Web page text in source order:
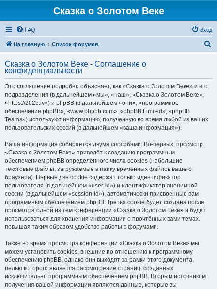
Сказка о Золотом Веке
FAQ Вход
На главную Список форумов
с
Сказка о Золотом Веке - Соглашение о
конфиденциальности
Это соглашение подробно объясняет, как «Сказка о Золотом Веке» и его
подразделения (в дальнейшем «мы», «наш», «Сказка о Золотом Веке»,
«https://2025.lv») и phpBB (в дальнейшем «они», «программное
обеспечение phpBB», «www.phpbb.com», «phpBB Limited», «phpBB
Teams») используют информацию, полученную во время любой из ваших
пользовательских сессий (в дальнейшем «ваша информация»).
Ваша информация собирается двумя способами. Во-первых, просмотр
«Сказка о Золотом Веке» приведёт к созданию программным
обеспечением phpBB определённого числа cookies (небольшие
текстовые файлы, загружаемые в папку временных файлов вашего
браузера). Первые две cookie содержат только идентификатор
пользователя (в дальнейшем «user-id») и идентификатор анонимной
сессии (в дальнейшем «session-id»), автоматически присвоенные вам
программным обеспечением phpBB. Третья cookie будет создана после
просмотра одной из тем конференции «Сказка о Золотом Веке» и будет
использоваться для хранения информации о прочтённых вами темах,
повышая таким образом удобство работы с форумами.
Также во время просмотра конференции «Сказка о Золотом Веке» мы
можем установить cookies, внешние по отношению к программному
обеспечению phpBB, однако они выходят за рамки этого документа,
целью которого является рассмотрение страниц, созданных
исключительно программным обеспечением phpBB. Вторым источником
получения вашей информации являются данные, которые вы